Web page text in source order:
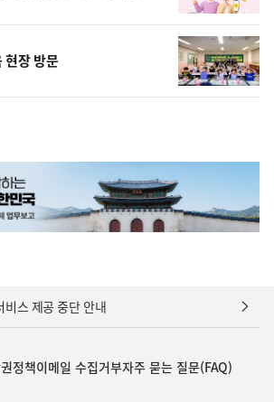
현장 방문
비스 제공 중단 안내
정책이메일 수집거부자주 묻는 질문(FAQ)